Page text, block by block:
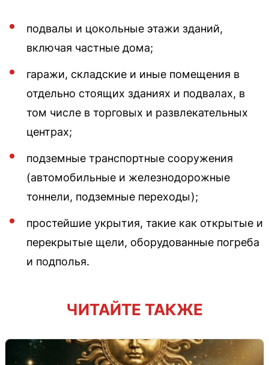
подвалы и цокольные этажи зданий,
включая частные дома;
гаражи, складские и иные помещения в
отдельно стоящих зданиях и подвалах, в
том числе в торговых и развлекательных
центрах;
подземные транспортные сооружения
(автомобильные и железнодорожные
тоннели, подземные переходы);
простейшие укрытия, такие как открытые и
перекрытые щели, оборудованные погреба
и подполья.
ЧИТАЙТЕ ТАКЖЕ